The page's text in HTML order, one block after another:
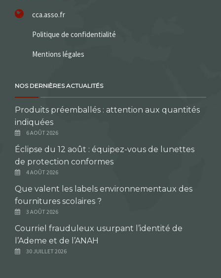
cca.asso.fr
Politique de confidentialité
Mentions légales
NOS DERNIÈRES ACTUALITÉS
Produits préemballés : attention aux quantités
indiquées
6 AOÛT 2026
Éclipse du 12 août : équipez-vous de lunettes
de protection conformes
4 AOÛT 2026
Que valent les labels environnementaux des
fournitures scolaires ?
3 AOÛT 2026
Courriel frauduleux usurpant l’identité de
l’Ademe et de l’ANAH
30 JUILLET 2026